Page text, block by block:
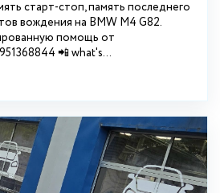
старт-стоп, память последнего
вождения на BMW М4 G82.
помощь от
📲 what's...